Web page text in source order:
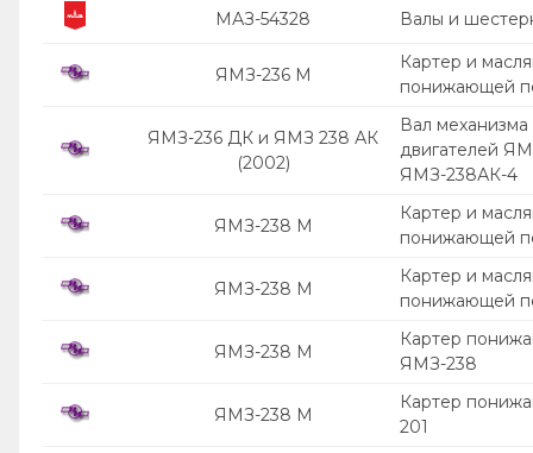
МАЗ-54328 Валы и
ЯМЗ-236 М
Картер и
понижающей
ЯМЗ-236 ДК и ЯМЗ 238 АК
(2002)
Вал
двигателей
ЯМЗ-238АК-4
ЯМЗ-238 М
Картер и
понижающей
ЯМЗ-238 М
Картер и
понижающей
ЯМЗ-238 М
Картер
ЯМЗ-238
ЯМЗ-238 М
Картер
201